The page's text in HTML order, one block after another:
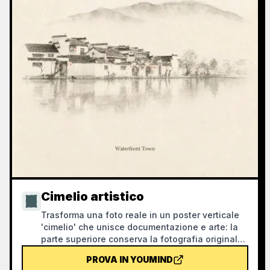
Cimelio artistico
Trasforma una foto reale in un poster verticale
'cimelio' che unisce documentazione e arte: la
parte superiore conserva la fotografia originale
carta calda o uno spazio di luce controllato,
PROVA IN YOUMIND